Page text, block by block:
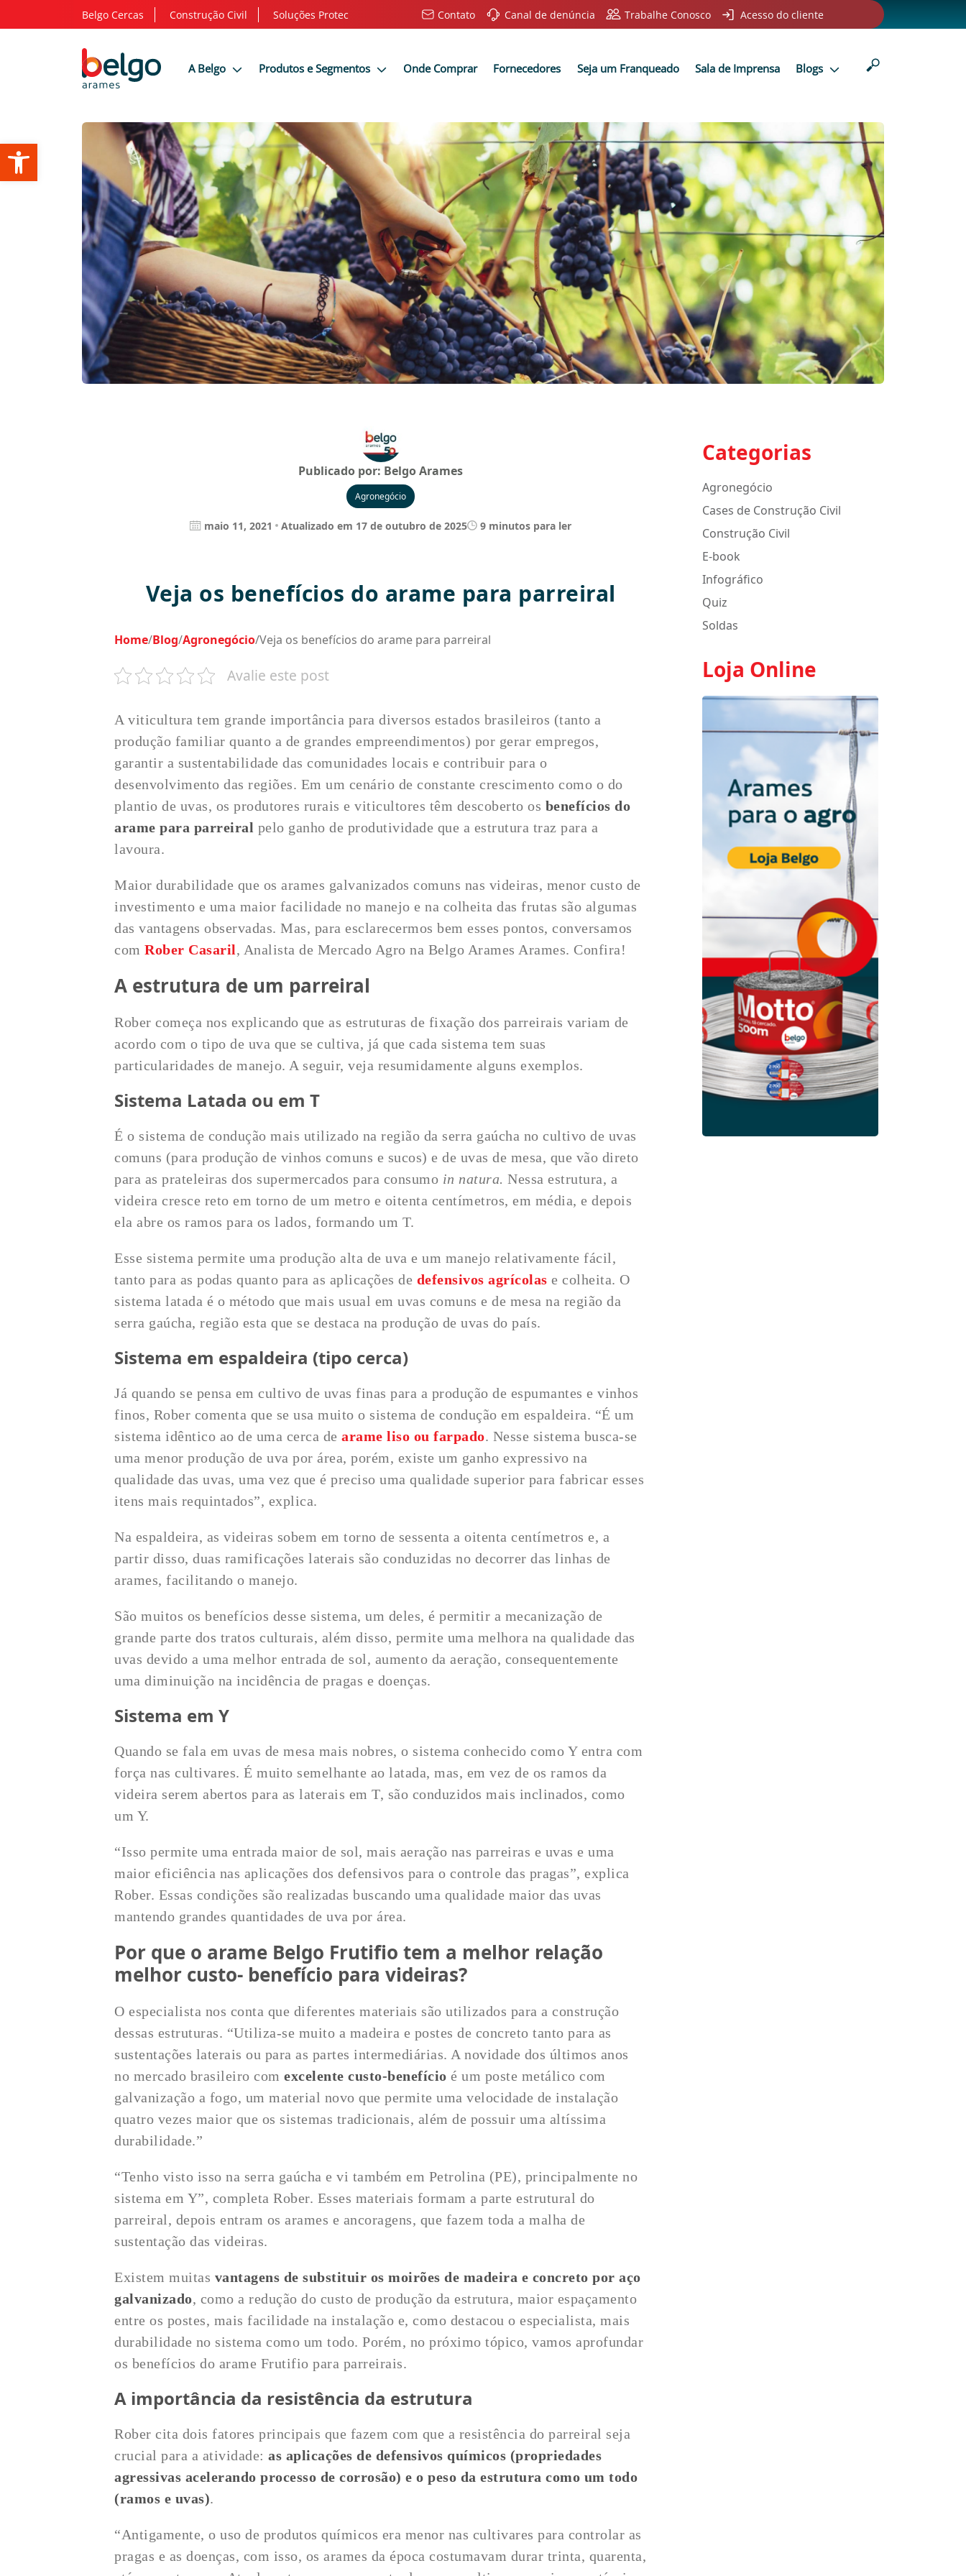
Abrir a barra de ferramentas
Belgo Cercas Construção Civil Soluções Protec Contato Canal de denúncia Trabalhe Conosco Acesso do cliente
A Belgo Produtos e Segmentos Onde Comprar Fornecedores Seja um Franqueado Sala de Imprensa Blogs
Publicado por: Belgo Arames
Agronegócio
maio 11, 2021 Atualizado em 17 de outubro de 2025 9 minutos para ler
Veja os benefícios do arame para parreiral
Home/Blog/Agronegócio/Veja os benefícios do arame para parreiral
Avalie este post
A viticultura tem grande importância para diversos estados brasileiros (tanto a
produção familiar quanto a de grandes empreendimentos) por gerar empregos,
garantir a sustentabilidade das comunidades locais e contribuir para o
desenvolvimento das regiões. Em um cenário de constante crescimento como o do
plantio de uvas, os produtores rurais e viticultores têm descoberto os benefícios do
arame para parreiral pelo ganho de produtividade que a estrutura traz para a
lavoura.
Maior durabilidade que os arames galvanizados comuns nas videiras, menor custo de
investimento e uma maior facilidade no manejo e na colheita das frutas são algumas
das vantagens observadas. Mas, para esclarecermos bem esses pontos, conversamos
com Rober Casaril, Analista de Mercado Agro na Belgo Arames Arames. Confira!
A estrutura de um parreiral
Rober começa nos explicando que as estruturas de fixação dos parreirais variam de
acordo com o tipo de uva que se cultiva, já que cada sistema tem suas
particularidades de manejo. A seguir, veja resumidamente alguns exemplos.
Sistema Latada ou em T
É o sistema de condução mais utilizado na região da serra gaúcha no cultivo de uvas
comuns (para produção de vinhos comuns e sucos) e de uvas de mesa, que vão direto
para as prateleiras dos supermercados para consumo in natura. Nessa estrutura, a
videira cresce reto em torno de um metro e oitenta centímetros, em média, e depois
ela abre os ramos para os lados, formando um T.
Esse sistema permite uma produção alta de uva e um manejo relativamente fácil,
tanto para as podas quanto para as aplicações de defensivos agrícolas e colheita. O
sistema latada é o método que mais usual em uvas comuns e de mesa na região da
serra gaúcha, região esta que se destaca na produção de uvas do país.
Sistema em espaldeira (tipo cerca)
Já quando se pensa em cultivo de uvas finas para a produção de espumantes e vinhos
finos, Rober comenta que se usa muito o sistema de condução em espaldeira. “É um
sistema idêntico ao de uma cerca de arame liso ou farpado. Nesse sistema busca-se
uma menor produção de uva por área, porém, existe um ganho expressivo na
qualidade das uvas, uma vez que é preciso uma qualidade superior para fabricar esses
itens mais requintados”, explica.
Na espaldeira, as videiras sobem em torno de sessenta a oitenta centímetros e, a
partir disso, duas ramificações laterais são conduzidas no decorrer das linhas de
arames, facilitando o manejo.
São muitos os benefícios desse sistema, um deles, é permitir a mecanização de
grande parte dos tratos culturais, além disso, permite uma melhora na qualidade das
uvas devido a uma melhor entrada de sol, aumento da aeração, consequentemente
uma diminuição na incidência de pragas e doenças.
Sistema em Y
Quando se fala em uvas de mesa mais nobres, o sistema conhecido como Y entra com
força nas cultivares. É muito semelhante ao latada, mas, em vez de os ramos da
videira serem abertos para as laterais em T, são conduzidos mais inclinados, como
um Y.
“Isso permite uma entrada maior de sol, mais aeração nas parreiras e uvas e uma
maior eficiência nas aplicações dos defensivos para o controle das pragas”, explica
Rober. Essas condições são realizadas buscando uma qualidade maior das uvas
mantendo grandes quantidades de uva por área.
Por que o arame Belgo Frutifio tem a melhor relação
melhor custo- benefício para videiras?
O especialista nos conta que diferentes materiais são utilizados para a construção
dessas estruturas. “Utiliza-se muito a madeira e postes de concreto tanto para as
sustentações laterais ou para as partes intermediárias. A novidade dos últimos anos
no mercado brasileiro com excelente custo-benefício é um poste metálico com
galvanização a fogo, um material novo que permite uma velocidade de instalação
quatro vezes maior que os sistemas tradicionais, além de possuir uma altíssima
durabilidade.”
“Tenho visto isso na serra gaúcha e vi também em Petrolina (PE), principalmente no
sistema em Y”, completa Rober. Esses materiais formam a parte estrutural do
parreiral, depois entram os arames e ancoragens, que fazem toda a malha de
sustentação das videiras.
Existem muitas vantagens de substituir os moirões de madeira e concreto por aço
galvanizado, como a redução do custo de produção da estrutura, maior espaçamento
entre os postes, mais facilidade na instalação e, como destacou o especialista, mais
durabilidade no sistema como um todo. Porém, no próximo tópico, vamos aprofundar
os benefícios do arame Frutifio para parreirais.
A importância da resistência da estrutura
Rober cita dois fatores principais que fazem com que a resistência do parreiral seja
crucial para a atividade: as aplicações de defensivos químicos (propriedades
agressivas acelerando processo de corrosão) e o peso da estrutura como um todo
(ramos e uvas).
“Antigamente, o uso de produtos químicos era menor nas cultivares para controlar as
pragas e as doenças, com isso, os arames da época costumavam durar trinta, quarenta,
Categorias
Agronegócio
Cases de Construção Civil
Construção Civil
E-book
Infográfico
Quiz
Soldas
Loja Online